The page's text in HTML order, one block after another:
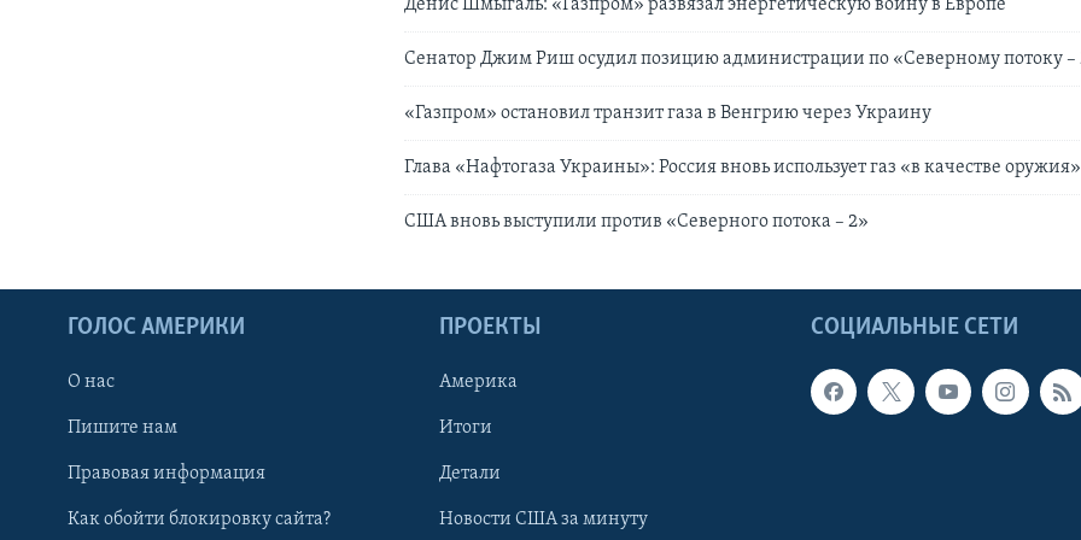
Денис Шмыгаль: «Газпром» развязал энергетическую войну в Европе
Сенатор Джим Риш осудил позицию администрации по «Северному потоку –
«Газпром» остановил транзит газа в Венгрию через Украину
Глава «Нафтогаза Украины»: Россия вновь использует газ «в качестве оружия»
США вновь выступили против «Северного потока – 2»
СОЦИАЛЬНЫЕ СЕТИ
ГОЛОС АМЕРИКИ
О нас
Пишите нам
Правовая информация
Как обойти блокировку сайта?
ПРОЕКТЫ
Америка
Итоги
Детали
Новости США за минуту